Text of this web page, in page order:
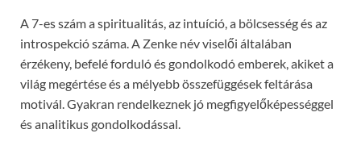
A 7-es szám a spiritualitás, az intuíció, a bölcsesség és az
introspekció száma. A Zenke név viselői általában
érzékeny, befelé forduló és gondolkodó emberek, akiket a
világ megértése és a mélyebb összefüggések feltárása
motivál. Gyakran rendelkeznek jó megfigyelőképességgel
és analitikus gondolkodással.